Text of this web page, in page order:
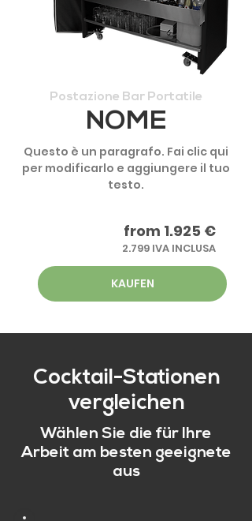
Postazione Bar Portatile
NOME
Questo è un paragrafo. Fai clic qui
per modificarlo e aggiungere il tuo
testo.
from 1.925 €
2.799 IVA INCLUSA
KAUFEN
Cocktail-Stationen
vergleichen
Wählen Sie die für Ihre
Arbeit am besten geeignete
aus